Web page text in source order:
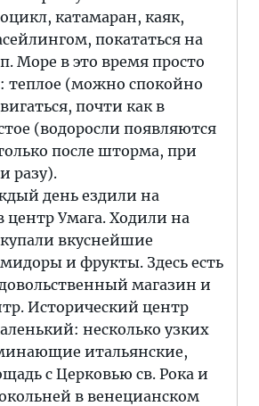
катамаран, каяк,
покататься на
Море в это время просто
теплое (можно спокойно
почти как в
(водоросли появляются
после шторма, при
разу).
день ездили на
центр Умага. Ходили на
вкуснейшие
и фрукты. Здесь есть
магазин и
Исторический центр
несколько узких
итальянские,
с Церковью св. Рока и
в венецианском